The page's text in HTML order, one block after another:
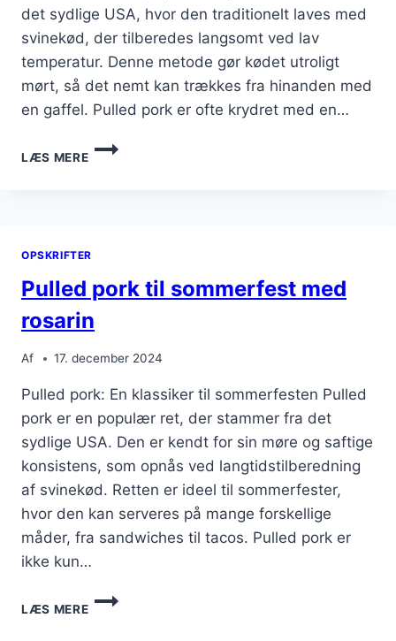
det sydlige USA, hvor den traditionelt laves med
svinekød, der tilberedes langsomt ved lav
temperatur. Denne metode gør kødet utroligt
mørt, så det nemt kan trækkes fra hinanden med
en gaffel. Pulled pork er ofte krydret med en…
LÆS MERE
PULLED
PORK
OPSKRIFTER
Pulled pork til sommerfest med
rosarin
Af 17. december 2024
Pulled pork: En klassiker til sommerfesten Pulled
pork er en populær ret, der stammer fra det
sydlige USA. Den er kendt for sin møre og saftige
konsistens, som opnås ved langtidstilberedning
af svinekød. Retten er ideel til sommerfester,
hvor den kan serveres på mange forskellige
måder, fra sandwiches til tacos. Pulled pork er
ikke kun…
LÆS MERE
PULLED
PORK